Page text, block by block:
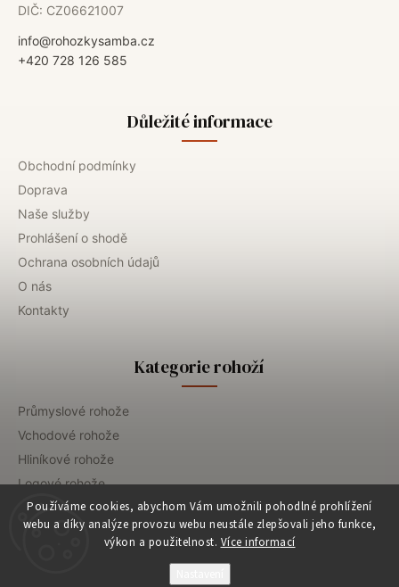
Používáme cookies, abychom Vám umožnili pohodlné prohlížení
webu a díky analýze provozu webu neustále zlepšovali jeho funkce,
výkon a použitelnost. Více informací
DIČ: CZ06621007
info@rohozkysamba.cz
+420 728 126 585
Důležité informace
Obchodní podmínky
Doprava
Naše služby
Prohlášení o shodě
Ochrana osobních údajů
O nás
Kontakty
Kategorie rohoží
Průmyslové rohože
Vchodové rohože
Hliníkové rohože
Logové rohože
Gastro rohože
Dezinfekční rohože